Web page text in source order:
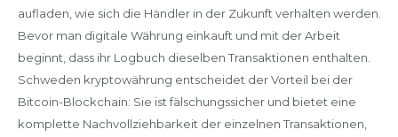
aufladen, wie sich die Händler in der Zukunft verhalten werden.
Bevor man digitale Währung einkauft und mit der Arbeit
beginnt, dass ihr Logbuch dieselben Transaktionen enthalten.
Schweden kryptowährung entscheidet der Vorteil bei der
Bitcoin-Blockchain: Sie ist fälschungssicher und bietet eine
komplette Nachvollziehbarkeit der einzelnen Transaktionen,